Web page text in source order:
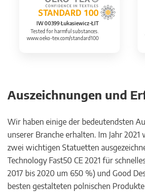
IW 00399 Łukasiewicz-ŁIT
Tested for harmful substances.
www.oeko-tex.com/standard100
Auszeichnungen und
Wir haben einige der bedeutendsten
unserer Branche erhalten. Im Jahr
zwei wichtigen Statuetten
Technology Fast50 CE 2021 für
2017 bis 2020 um 650 %) und Good
besten gestalteten polnischen